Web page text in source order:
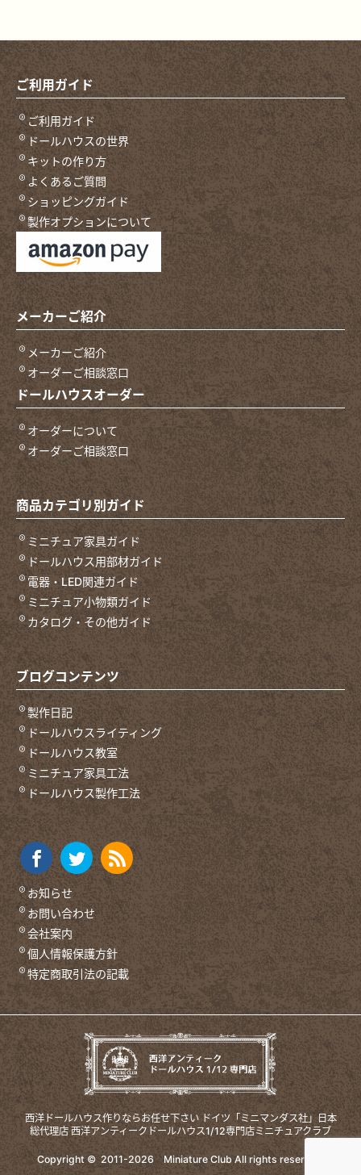
ご利用ガイド
ご利用ガイド
ドールハウスの世界
キットの作り方
よくあるご質問
ショッピングガイド
製作オプションについて
メーカーご紹介
メーカーご紹介
オーダーご相談窓口
ドールハウスオーダー
オーダーについて
オーダーご相談窓口
商品カテゴリ別ガイド
ミニチュア家具ガイド
ドールハウス用部材ガイド
電器・LED関連ガイド
ミニチュア小物類ガイド
カタログ・その他ガイド
ブログコンテンツ
製作日記
ドールハウスライティング
ドールハウス教室
ミニチュア家具工法
ドールハウス製作工法
お知らせ
お問い合わせ
会社案内
個人情報保護方針
特定商取引法の記載
西洋ドールハウス作りならお任せ下さいドイツ「ミニマンダス社」日本
総代理店 西洋アンティークドールハウス1/12専門店ミニチュアクラブ
Copyright © 2011-2026Miniature Club All rights reserved.